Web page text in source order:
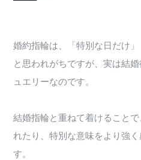
婚約指輪は、「特別な日だけ」
と思われがちですが、実は結
ュエリーなのです。
結婚指輪と重ねて着けること
れたり、特別な意味をより強
す。